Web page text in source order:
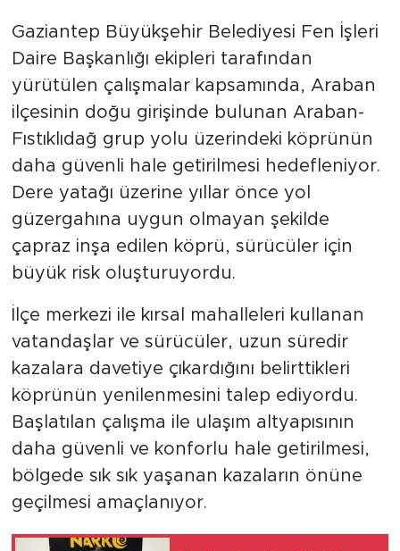
Gaziantep Büyükşehir Belediyesi Fen İşleri
Daire Başkanlığı ekipleri tarafından
yürütülen çalışmalar kapsamında, Araban
ilçesinin doğu girişinde bulunan Araban-
Fıstıklıdağ grup yolu üzerindeki köprünün
daha güvenli hale getirilmesi hedefleniyor.
Dere yatağı üzerine yıllar önce yol
güzergahına uygun olmayan şekilde
çapraz inşa edilen köprü, sürücüler için
büyük risk oluşturuyordu.
İlçe merkezi ile kırsal mahalleleri kullanan
vatandaşlar ve sürücüler, uzun süredir
kazalara davetiye çıkardığını belirttikleri
köprünün yenilenmesini talep ediyordu.
Başlatılan çalışma ile ulaşım altyapısının
daha güvenli ve konforlu hale getirilmesi,
bölgede sık sık yaşanan kazaların önüne
geçilmesi amaçlanıyor.